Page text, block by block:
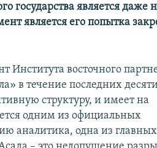
государства является
является его попытка
Института восточного
в течение последних
структуру, и имеет на
одним из официальных
аналитика, одна из